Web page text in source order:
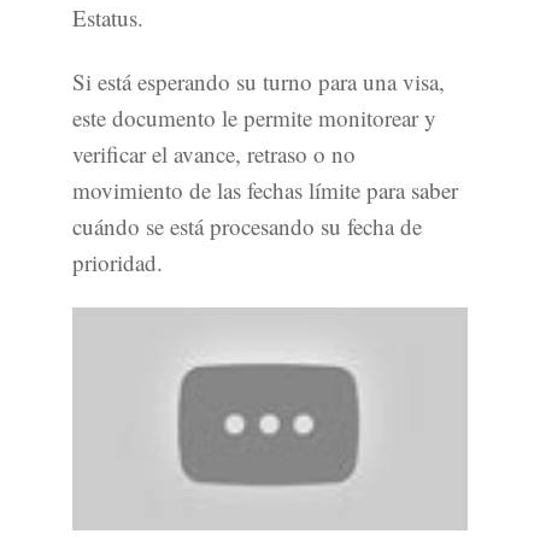
Estatus.
Si está esperando su turno para una visa,
este documento le permite monitorear y
verificar el avance, retraso o no
movimiento de las fechas límite para saber
cuándo se está procesando su fecha de
prioridad.